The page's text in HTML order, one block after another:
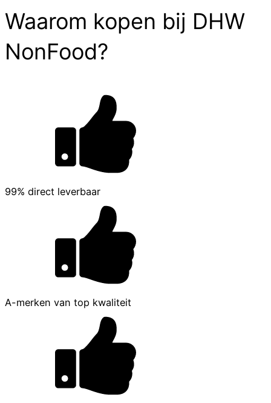
Waarom kopen bij DHW
NonFood?
99% direct leverbaar
A-merken van top kwaliteit